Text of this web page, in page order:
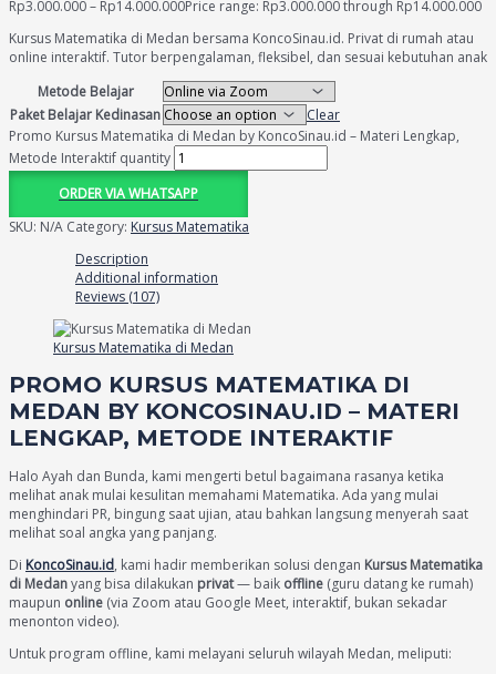
Rp3.000.000– Rp14.000.000Price range: Rp3.000.000 through Rp14.000.000
Kursus Matematika di Medan bersama KoncoSinau.id. Privat di rumah atau
online interaktif. Tutor berpengalaman, fleksibel, dan sesuai kebutuhan anak
Metode Belajar
Paket Belajar Kedinasan
Clear
Promo Kursus Matematika di Medan by KoncoSinau.id – Materi Lengkap,
Metode Interaktif quantity
ORDER VIA WHATSAPP
SKU: N/A Category: Kursus Matematika
Description
Additional information
Reviews (107)
Kursus Matematika di Medan
PROMO KURSUS MATEMATIKA DI
MEDAN BY KONCOSINAU.ID – MATERI
LENGKAP, METODE INTERAKTIF
Halo Ayah dan Bunda, kami mengerti betul bagaimana rasanya ketika
melihat anak mulai kesulitan memahami Matematika. Ada yang mulai
menghindari PR, bingung saat ujian, atau bahkan langsung menyerah saat
melihat soal angka yang panjang.
Di KoncoSinau.id, kami hadir memberikan solusi dengan Kursus Matematika
di Medanyang bisa dilakukan privat— baik offline (guru datang ke rumah)
maupun online (via Zoom atau Google Meet, interaktif, bukan sekadar
menonton video).
Untuk program offline, kami melayani seluruh wilayah Medan, meliputi: